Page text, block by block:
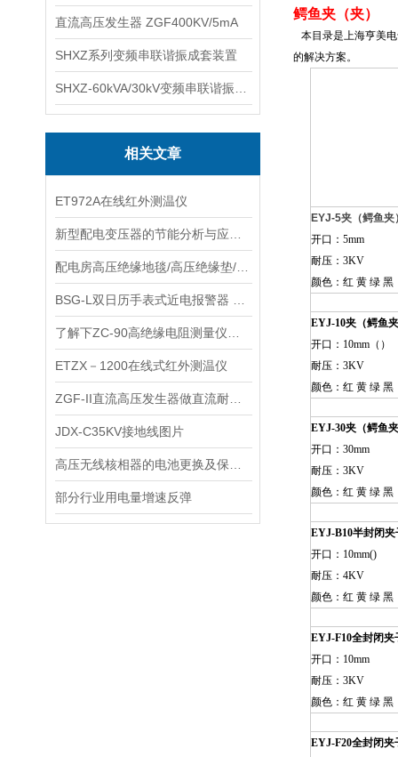
直流高压发生器 ZGF400KV/5mA
SHXZ系列变频串联谐振成套装置
相关文章
ET972A在线红外测温仪
ETZX－1200在线式红外测温仪
JDX-C35KV接地线图片
部分行业用电量增速反弹
鳄鱼夹（夹）
本目录是上海亨美
的解决方案。
EYJ-5夹（鳄鱼夹
开口：5mm
耐压：3KV
颜色：红 黄 绿 黑
EYJ-10夹（鳄鱼
开口：10mm（）
耐压：3KV
颜色：红 黄 绿 黑
EYJ-30夹（鳄鱼
开口：30mm
耐压：3KV
颜色：红 黄 绿 黑
EYJ-B10半封闭夹
开口：10mm()
耐压：4KV
颜色：红 黄 绿 黑
EYJ-F10全封闭夹
开口：10mm
耐压：3KV
颜色：红 黄 绿 黑
EYJ-F20全封闭夹